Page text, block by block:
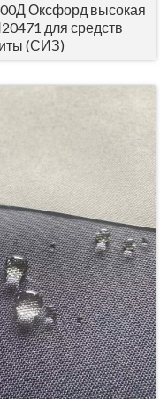
Оксфорд высокая
для средств
(СИЗ)